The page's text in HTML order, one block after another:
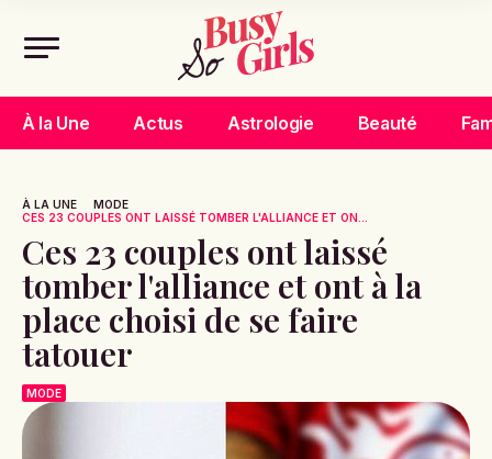
À la Une Actus Astrologie Beauté
À LA UNE
MODE
CES 23 COUPLES ONT LAISSÉ TOMBER L'ALLIANCE ET ON...
Ces 23 couples ont laissé
tomber l'alliance et ont à la
place choisi de se faire
tatouer
MODE